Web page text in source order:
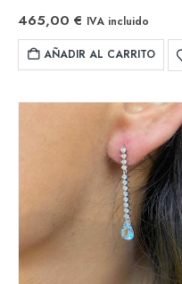
465,00 € IVA incluido
AÑADIR AL CARRITO